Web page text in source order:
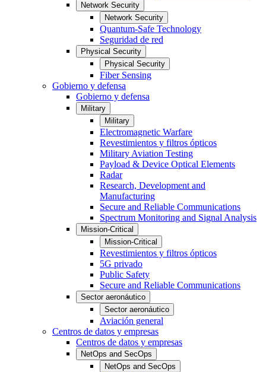
Network Security
Network Security
Quantum-Safe Technology
Seguridad de red
Physical Security
Physical Security
Fiber Sensing
Gobierno y defensa
Gobierno y defensa
Military
Military
Electromagnetic Warfare
Revestimientos y filtros ópticos
Military Aviation Testing
Payload & Device Optical Elements
Radar
Research, Development and
Manufacturing
Secure and Reliable Communications
Spectrum Monitoring and Signal Analysis
Mission-Critical
Mission-Critical
Revestimientos y filtros ópticos
5G privado
Public Safety
Secure and Reliable Communications
Sector aeronáutico
Sector aeronáutico
Aviación general
Centros de datos y empresas
Centros de datos y empresas
NetOps and SecOps
NetOps and SecOps